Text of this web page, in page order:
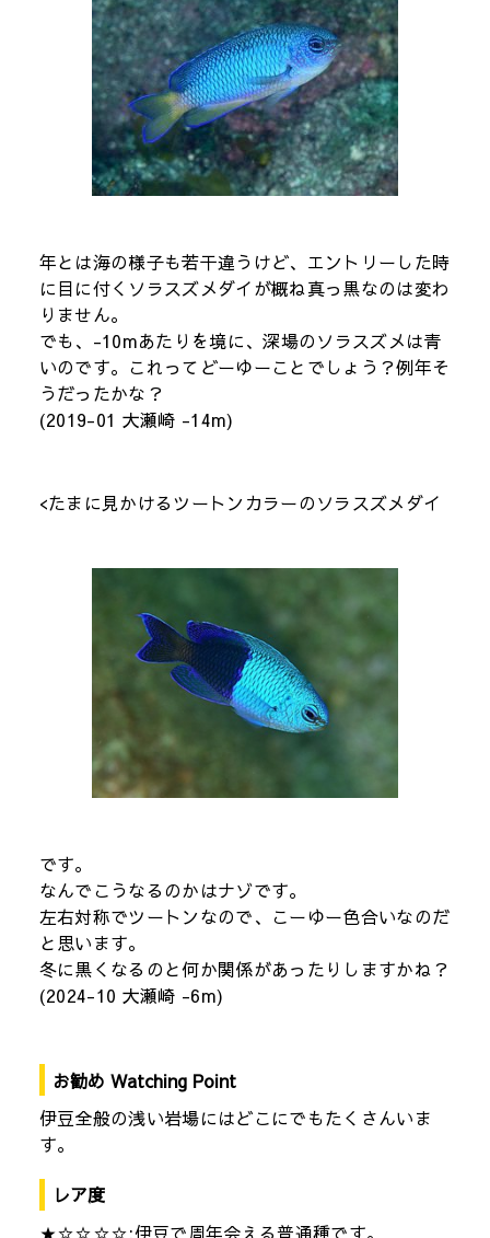
年とは海の様子も若干違うけど、エントリーした時
に目に付くソラスズメダイが概ね真っ黒なのは変わ
りません。
でも、-10mあたりを境に、深場のソラスズメは青
いのです。これってどーゆーことでしょう？例年そ
うだったかな？
(2019-01 大瀬崎 -14m)
<たまに見かけるツートンカラーのソラスズメダイ
です。
なんでこうなるのかはナゾです。
左右対称でツートンなので、こーゆー色合いなのだ
と思います。
冬に黒くなるのと何か関係があったりしますかね？
(2024-10 大瀬崎 -6m)
お勧め Watching Point
伊豆全般の浅い岩場にはどこにでもたくさんいま
す。
レア度
★☆☆☆☆:伊豆で周年会える普通種です。